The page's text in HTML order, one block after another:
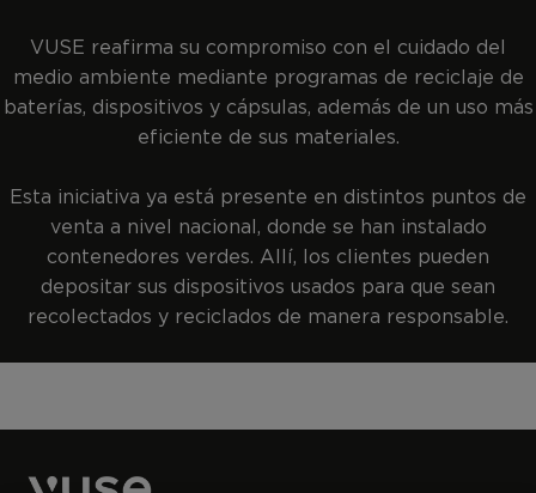
VUSE reafirma su compromiso con el cuidado del
medio ambiente mediante programas de reciclaje de
baterías, dispositivos y cápsulas, además de un uso más
eficiente de sus materiales.
Esta iniciativa ya está presente en distintos puntos de
venta a nivel nacional, donde se han instalado
contenedores verdes. Allí, los clientes pueden
depositar sus dispositivos usados para que sean
recolectados y reciclados de manera responsable.